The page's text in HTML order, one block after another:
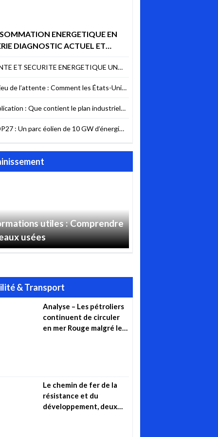
ENERGETIQUE EN
DIAGNOSTIC ACTUEL ET
?
ET SECURITE ENERGETIQUE UN
de l’attente : Comment les États-Unis
: Que contient le plan industriel
: Un parc éolien de 10 GW d’énergie
utiles : Comprendre
usées
& Transport
Analyse – Les pétroliers
continuent de circuler
en mer Rouge malgré les
Le chemin de fer de la
résistance et du
développement, deux